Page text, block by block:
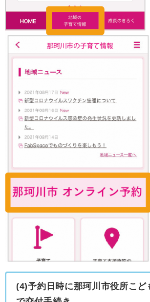
(4)予約日時に那珂川市役所こど